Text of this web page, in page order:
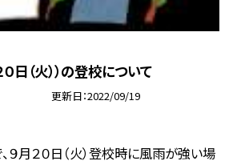
０日（火））の登校について
更新日 2022/09/19
９月２０日（火）登校時に風雨が強い場